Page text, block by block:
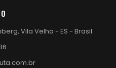
Vila Velha - ES - Brasil